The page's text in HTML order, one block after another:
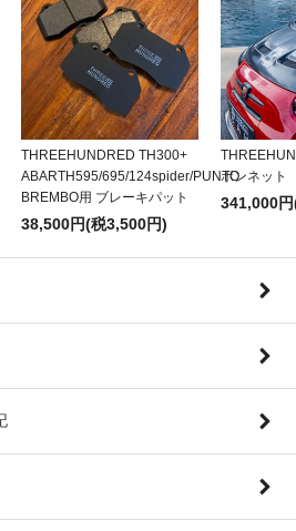
THREEHUNDRED TH300+
ABARTH595/695/124spider/PUNTO
BREMBO用 ブレーキパット
38,500円(税3,500円)
ボンネット
341,000